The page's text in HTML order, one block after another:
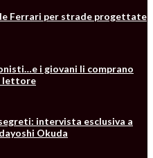
Ferrari per strade progettate
i giovani li comprano
lettore
intervista esclusiva a
Okuda